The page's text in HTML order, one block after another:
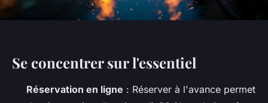
Se concentrer sur l'essentiel
Réservation en ligne : Réserver à l'avance permet